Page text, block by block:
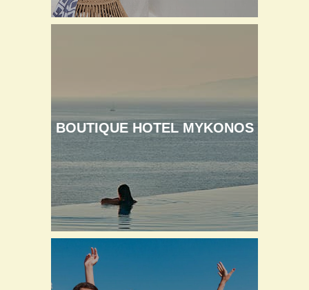
BOUTIQUE HOTEL MYKONOS